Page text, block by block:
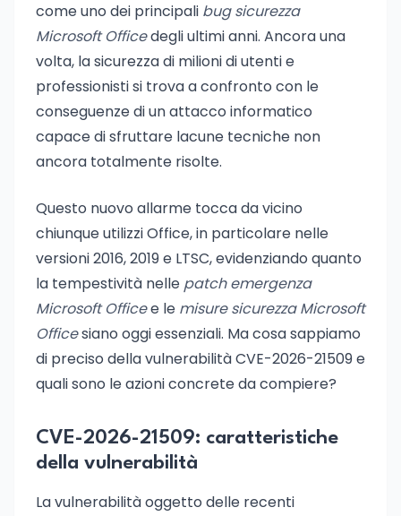
come uno dei principali bug sicurezza
Microsoft Officedegli ultimi anni. Ancora una
volta, la sicurezza di milioni di utenti e
professionisti si trova a confronto con le
conseguenze di un attacco informatico
capace di sfruttare lacune tecniche non
ancora totalmente risolte.
Questo nuovo allarme tocca da vicino
chiunque utilizzi Office, in particolare nelle
versioni 2016, 2019 e LTSC, evidenziando quanto
la tempestività nelle patch emergenza
Microsoft Officee le misure sicurezza Microsoft
Officesiano oggi essenziali. Ma cosa sappiamo
di preciso della vulnerabilità CVE-2026-21509 e
quali sono le azioni concrete da compiere?
CVE-2026-21509: caratteristiche
della vulnerabilità
La vulnerabilità oggetto delle recenti